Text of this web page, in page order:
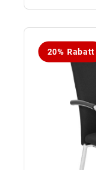
20% Rabatt